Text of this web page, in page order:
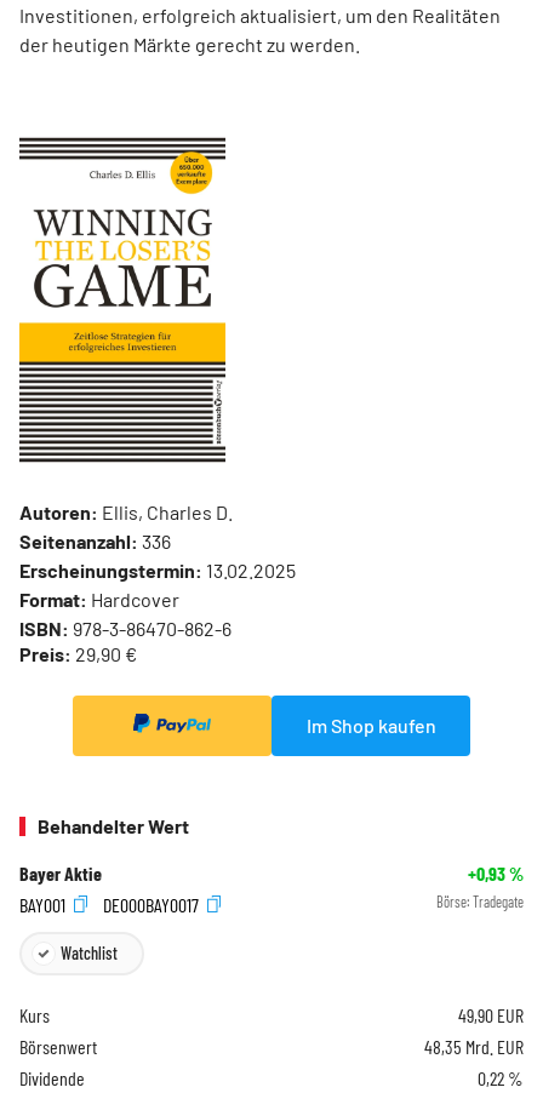
Investitionen, erfolgreich aktualisiert, um den Realitäten
der heutigen Märkte gerecht zu werden.
Autoren: Ellis, Charles D.
Seitenanzahl: 336
Erscheinungstermin: 13.02.2025
Format: Hardcover
ISBN: 978-3-86470-862-6
Preis: 29,90 €
Im Shop kaufen
Behandelter Wert
Bayer Aktie +0,93%
BAY001
DE000BAY0017 Börse: Tradegate
Watchlist
Kurs 49,90 EUR
Börsenwert
48,35 Mrd. EUR
Dividende
0,22 %